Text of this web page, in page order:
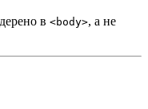
в <body>, а не